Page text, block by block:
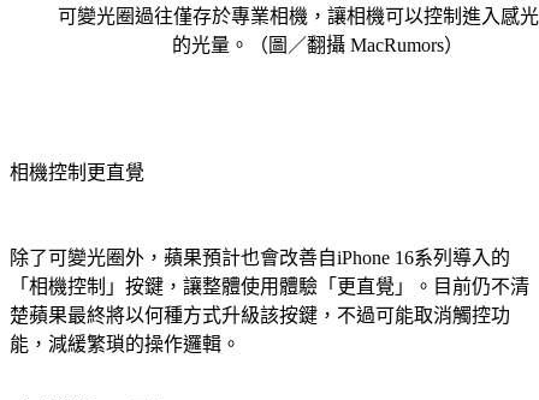
可變光圈過往僅存於專業相機，讓相機可以控制進入感
的光量。（圖／翻攝 MacRumors）
相機控制更直覺
除了可變光圈外，蘋果預計也會改善自iPhone 16系列導入的
「相機控制」按鍵，讓整體使用體驗「更直覺」。目前仍不清
楚蘋果最終將以何種方式升級該按鍵，不過可能取消觸控功
能，減緩繁瑣的操作邏輯。